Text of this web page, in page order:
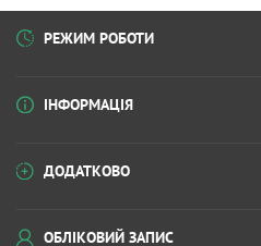
РЕЖИМ РОБОТИ
ІНФОРМАЦІЯ
ДОДАТКОВО
ОБЛІКОВИЙ ЗАПИС